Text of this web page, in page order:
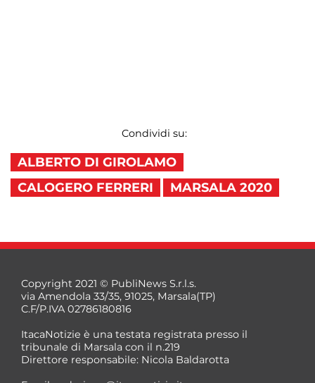
Condividi su:
ALBERTO DI GIROLAMO
CALOGERO FERRERI
MARSALA 2020
Copyright 2021 © PubliNews S.r.l.s.
via Amendola 33/35, 91025, Marsala(TP)
C.F/P.IVA 02786180816
ItacaNotizie è una testata registrata presso il
tribunale di Marsala con il n.219
Direttore responsabile: Nicola Baldarotta